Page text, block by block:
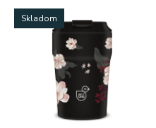
Skladom